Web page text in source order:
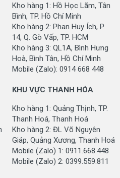
Kho hàng 1: Hồ Học Lãm, Tân
Bình, TP. Hồ Chí Minh
Kho hàng 2: Phan Huy Ích, P.
14, Q. Gò Vấp, TP. HCM
Kho hàng 3: QL1A, Bình Hưng
Hoà, Bình Tân, Hồ Chí Minh
Mobile (Zalo): 0914 668 448
KHU VỰC THANH HÓA
Kho hàng 1: Quảng Thịnh, TP.
Thanh Hoá, Thanh Hoá
Kho hàng 2: ĐL Võ Nguyên
Giáp, Quảng Xương, Thanh Hoá
Mobile (Zalo) 1: 0911.668.448
Mobile (Zalo) 2: 0399.559.811